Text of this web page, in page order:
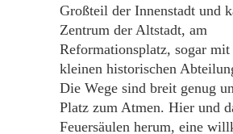
Großteil der Innenstadt und
Zentrum der Altstadt, am
Reformationsplatz, sogar mit
kleinen historischen
Die Wege sind breit genug
Platz zum Atmen. Hier und
Feuersäulen herum, eine